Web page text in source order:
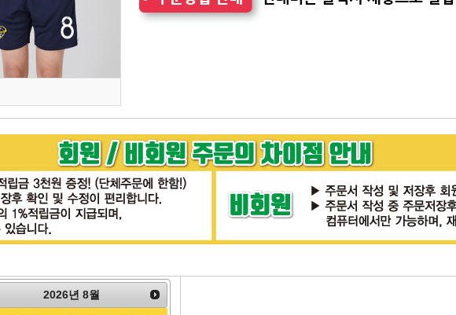
2026년8월